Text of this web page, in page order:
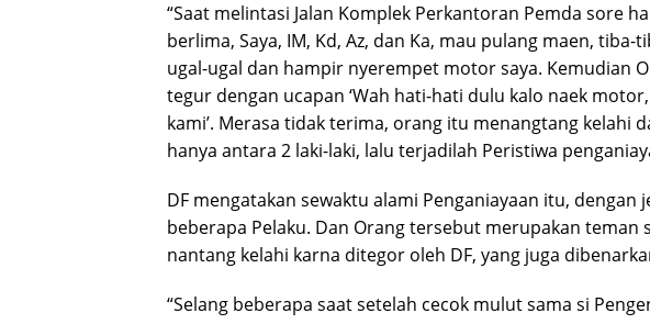
“Saat melintasi Jalan Komplek Perkantoran Pemda sore
berlima, Saya, IM, Kd, Az, dan Ka, mau pulang maen,
ugal-ugal dan hampir nyerempet motor saya. Kemudian
tegur dengan ucapan ‘Wah hati-hati dulu kalo naek
kami’. Merasa tidak terima, orang itu menangtang kelahi
hanya antara 2 laki-laki, lalu terjadilah Peristiwa
DF mengatakan sewaktu alami Penganiayaan itu, dengan
beberapa Pelaku. Dan Orang tersebut merupakan teman
nantang kelahi karna ditegor oleh DF, yang juga
“Selang beberapa saat setelah cecok mulut sama si